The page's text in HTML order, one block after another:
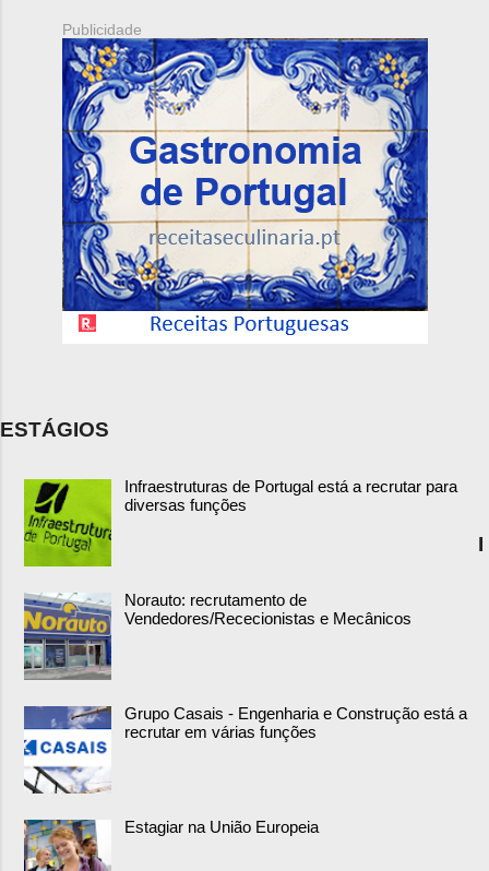
Publicidade
ESTÁGIOS
Infraestruturas de Portugal está a recrutar para
diversas funções
Norauto: recrutamento de
Vendedores/Rececionistas e Mecânicos
Grupo Casais - Engenharia e Construção está a
recrutar em várias funções
Estagiar na União Europeia
I